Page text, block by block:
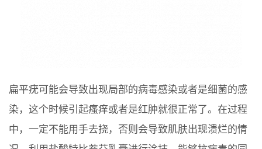
扁平疣可能会导致出现局部的病毒感染或者是细菌的感
染，这个时候引起瘙痒或者是红肿就很正常了。在过程
中，一定不能用手去挠，否则会导致肌肤出现溃烂的情